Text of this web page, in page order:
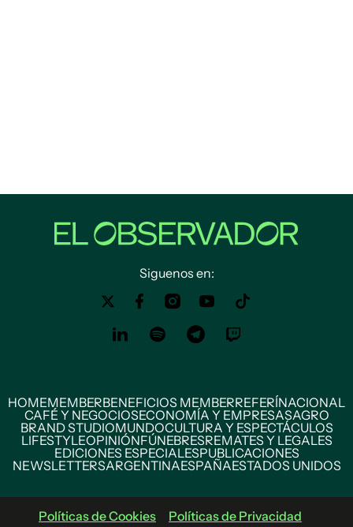
Siguenos en:
HOMEMEMBERBENEFICIOS MEMBERREFERÍNACIONAL
CAFÉ Y NEGOCIOSECONOMÍA Y EMPRESASAGRO
BRAND STUDIOMUNDOCULTURA Y ESPECTÁCULOS
LIFESTYLEOPINIÓNFÚNEBRESREMATES Y LEGALES
EDICIONES ESPECIALESPUBLICACIONES
NEWSLETTERSARGENTINAESPAÑAESTADOS UNIDOS
Políticas de Cookies Políticas de Privacidad